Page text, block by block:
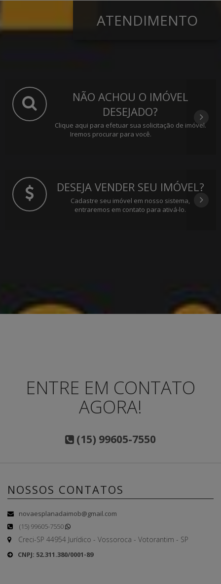
ATENDIMENTO
NÃO ACHOU O IMÓVEL
DESEJADO?
Clique aqui para efetuar sua solicitação de imóvel.
Iremos procurar para você.
DESEJA VENDER SEU IMÓVEL?
Cadastre seu imóvel em nosso sistema,
entraremos em contato para ativá-lo.
ENTRE EM CONTATO
AGORA!
(15) 99605-7550
NOSSOS CONTATOS
novaesplanadaimob@gmail.com
(15) 99605-7550
Creci-SP 44954 Jurídico - Vossoroca - Votorantim - SP
CNPJ: 52.311.380/0001-89